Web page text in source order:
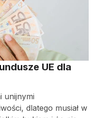
UE dla
unijnymi
dlatego musiał w